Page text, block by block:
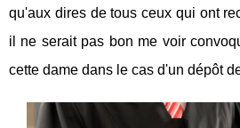
qu'aux dires de tous ceux qui ont
il ne serait pas bon me voir
cette dame dans le cas d'un dépôt